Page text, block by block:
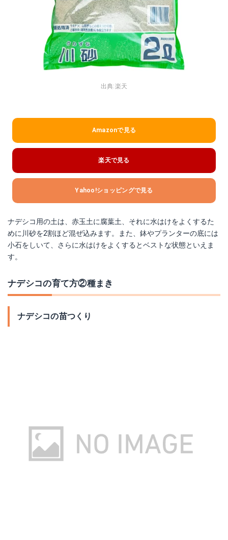
出典:楽天
Amazonで見る
楽天で見る
Yahoo!ショッピングで見る
ナデシコ用の土は、赤玉土に腐葉土、それに水はけをよくするた
めに川砂を2割ほど混ぜ込みます。また、鉢やプランターの底には
小石をしいて、さらに水はけをよくするとベストな状態といえま
す。
ナデシコの育て方②種まき
ナデシコの苗つくり